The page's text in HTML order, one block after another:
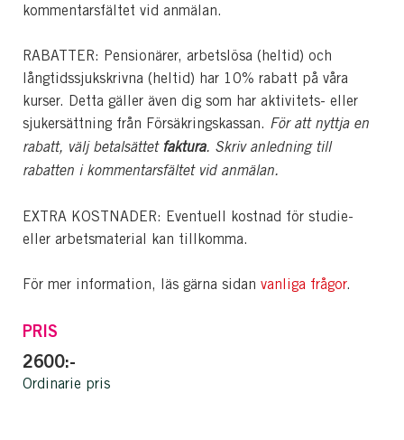
kommentarsfältet vid anmälan.
RABATTER: Pensionärer, arbetslösa (heltid) och
långtidssjukskrivna (heltid) har 10% rabatt på våra
kurser. Detta gäller även dig som har aktivitets- eller
sjukersättning från Försäkringskassan. För att nyttja en
rabatt, välj betalsättet faktura. Skriv anledning till
rabatten i kommentarsfältet vid anmälan.
EXTRA KOSTNADER: Eventuell kostnad för studie-
eller arbetsmaterial kan tillkomma.
För mer information, läs gärna sidan vanliga frågor.
PRIS
2600:-
Ordinarie pris